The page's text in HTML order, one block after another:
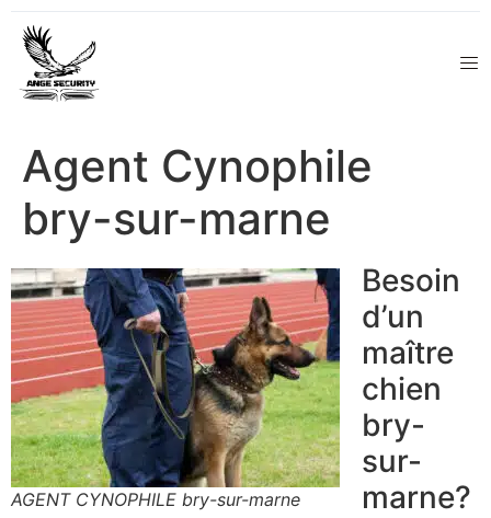
Agent Cynophile
bry-sur-marne
AGENT CYNOPHILE bry-sur-marne
Besoin
d’un
maître
chien
bry-
sur-
marne?